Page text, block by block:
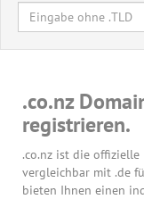
.co.nz
registrieren.
.co.nz ist die offizielle
vergleichbar mit .de
bieten Ihnen einen